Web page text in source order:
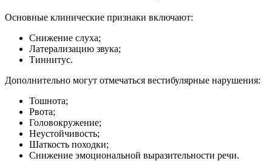
Основные клинические признаки включают:
Снижение слуха;
Латерализацию звука;
Тиннитус.
Дополнительно могут отмечаться вестибулярные нарушения:
Тошнота;
Рвота;
Головокружение;
Неустойчивость;
Шаткость походки;
Снижение эмоциональной выразительности речи.